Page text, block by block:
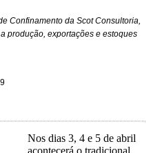
Confinamento da Scot Consultoria,
produção, exportações e estoques
Nos dias 3, 4 e 5 de abril
acontecerá o tradicional